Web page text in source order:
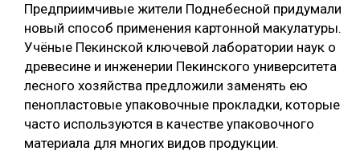
ЛЕСОВОССТАНОВЛЕНИЕ И ЗАЩИТА
ЛОГИСТИКА
ПРОИЗВОДСТВО ДРЕВЕСНЫХ ПЛИТ
ЦБП
КОМПЛЕКСНАЯ ПЕРЕРАБОТКА
ТЕМАТИЧЕСКИЕ ПРОЕКТЫ
ПОДБОРКИ СТАТЕЙ
Предприимчивые жители Поднебесной придумали
новый способ применения картонной макулатуры.
Учёные Пекинской ключевой лаборатории наук о
древесине и инженерии Пекинского университета
лесного хозяйства предложили заменять ею
пенопластовые упаковочные прокладки, которые
часто используются в качестве упаковочного
материала для многих видов продукции.